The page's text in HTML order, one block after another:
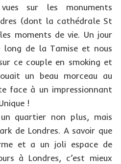
sur les monuments
(dont la cathédrale St
moments de vie. Un jour
de la Tamise et nous
ce couple en smoking et
un beau morceau au
face à un impressionnant
!
quartier non plus, mais
de Londres. A savoir que
et a un joli espace de
à Londres, c’est mieux